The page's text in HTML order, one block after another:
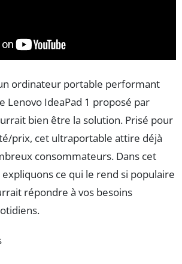
ordinateur portable performant
Lenovo IdeaPad 1 proposé par
bien être la solution. Prisé pour
prix, cet ultraportable attire déjà
consommateurs. Dans cet
ce qui le rend si populaire
répondre à vos besoins